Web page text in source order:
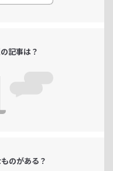
記事は？
のがある？